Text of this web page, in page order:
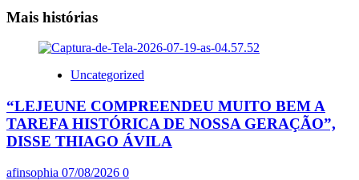
Mais histórias
Uncategorized
“LEJEUNE COMPREENDEU MUITO BEM A
TAREFA HISTÓRICA DE NOSSA GERAÇÃO”,
DISSE THIAGO ÁVILA
afinsophia 07/08/2026 0